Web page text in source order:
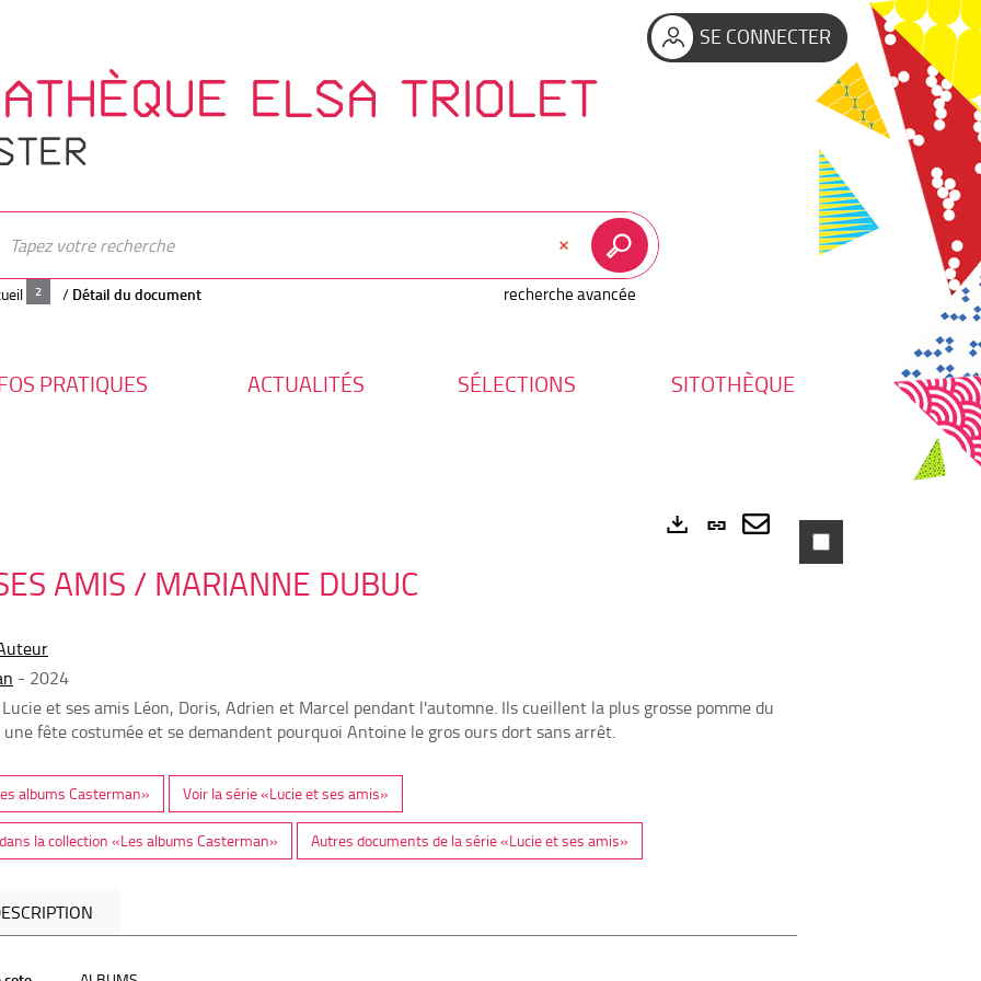
SE CONNECTER
ELSA TRIOLET
recherche avancée
/ Détail du document
PRATIQUES ACTUALITÉS SÉLECTIONS SITOTHÈQUE
Lien
permanent
Envoyer
AMIS / MARIANNE DUBUC
- 2024
et ses amis Léon, Doris, Adrien et Marcel pendant l'automne. Ils cueillent la plus grosse pomme du
fête costumée et se demandent pourquoi Antoine le gros ours dort sans arrêt.
albums Casterman» Voir la série «Lucie et ses amis»
la collection «Les albums Casterman» Autres documents de la série «Lucie et ses amis»